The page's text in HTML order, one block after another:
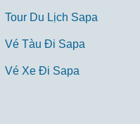
Tour Du Lịch Sapa
Vé Tàu Đi Sapa
Vé Xe Đi Sapa